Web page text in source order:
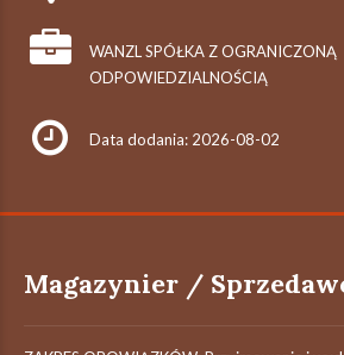
WANZL SPÓŁKA Z OGRANICZONĄ
ODPOWIEDZIALNOŚCIĄ
Data dodania: 2026-08-02
Magazynier /